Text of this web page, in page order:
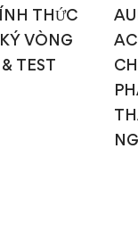
THỨC
VÒNG
TEST